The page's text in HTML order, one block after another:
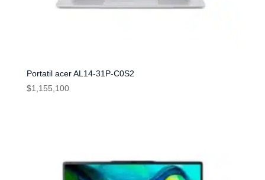
Portatil acer AL14-31P-C0S2
$1,155,100